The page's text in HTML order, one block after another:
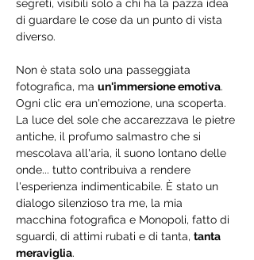
segreti, visibili solo a chi ha la pazza idea
di guardare le cose da un punto di vista
diverso.
Non è stata solo una passeggiata
fotografica, ma un'immersione emotiva.
Ogni clic era un'emozione, una scoperta.
La luce del sole che accarezzava le pietre
antiche, il profumo salmastro che si
mescolava all'aria, il suono lontano delle
onde... tutto contribuiva a rendere
l'esperienza indimenticabile. È stato un
dialogo silenzioso tra me, la mia
macchina fotografica e Monopoli, fatto di
sguardi, di attimi rubati e di tanta, tanta
meraviglia.